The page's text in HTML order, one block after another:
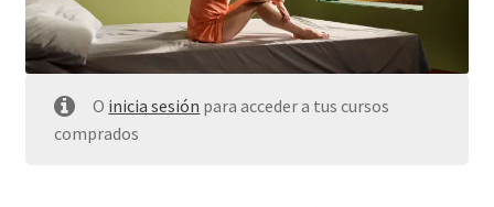
O inicia sesión para acceder a tus cursos
comprados